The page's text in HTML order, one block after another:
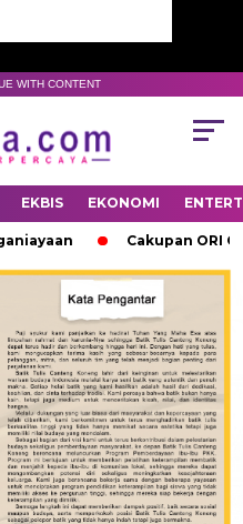
WITH CONTENT
EKBIS EKONOMI
Cakupan ORI